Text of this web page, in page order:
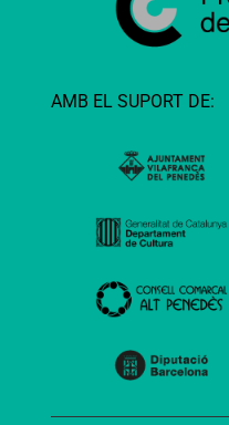
AMB EL SUPORT DE: